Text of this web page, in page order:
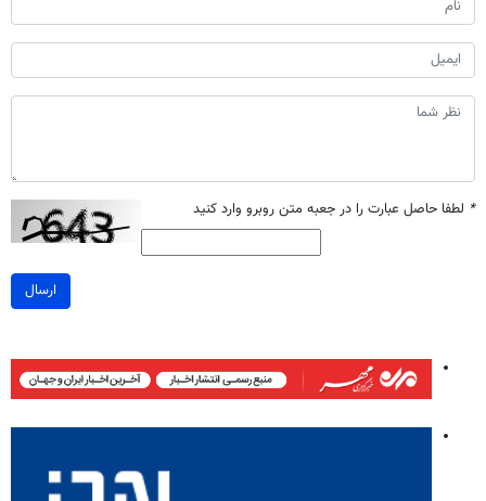
* لطفا حاصل عبارت را در جعبه متن روبرو وارد کنید
ارسال